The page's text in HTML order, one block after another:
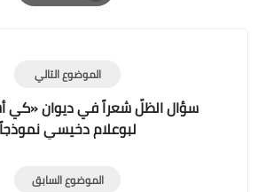
Print
الموضوع التالي
سؤال الظلّ شعراً في ديوان «كي
لبوعلام دخيسي نموذجاً
الموضوع السابق